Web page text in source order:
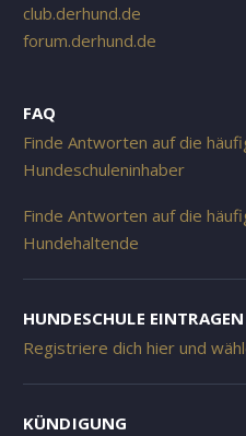
club.derhund.de
forum.derhund.de
FAQ
Finde Antworten auf die
Hundeschuleninhaber
Finde Antworten auf die
Hundehaltende
HUNDESCHULE EINTRAGEN
Registriere dich hier und
KÜNDIGUNG